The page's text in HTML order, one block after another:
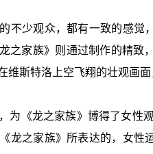
不少观众，都有一致的感觉
之家族》则通过制作的精致
维斯特洛上空飞翔的壮观画
为《龙之家族》博得了女性
龙之家族》所表达的，女